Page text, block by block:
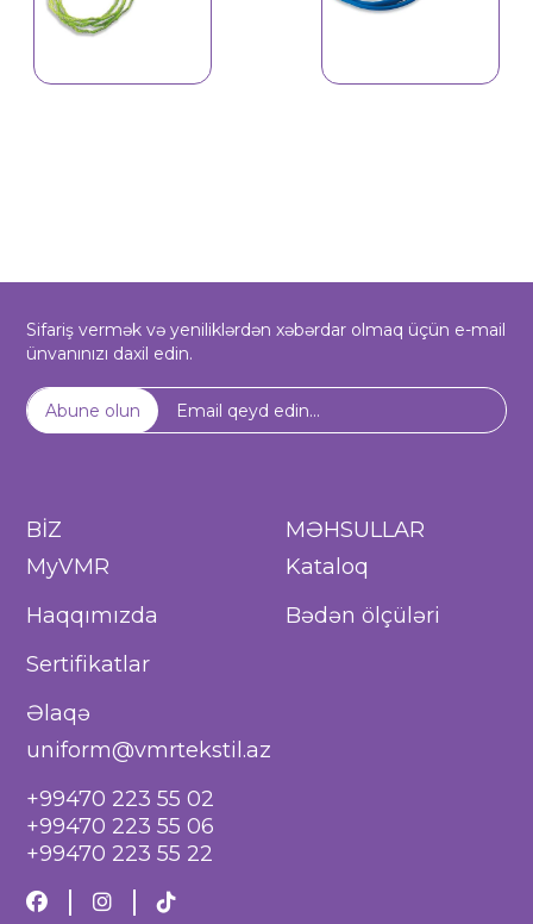
Sifariş vermək və yeniliklərdən xəbərdar olmaq üçün e-mail
ünvanınızı daxil edin.
Abune olun
BİZ
MyVMR
Haqqımızda
Sertifikatlar
MƏHSULLAR
Kataloq
Bədən ölçüləri
Əlaqə
uniform@vmrtekstil.az
+99470 223 55 02
+99470 223 55 06
+99470 223 55 22